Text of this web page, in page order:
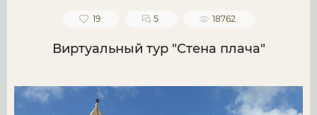
19 5 18762
Виртуальный тур "Стена плача"